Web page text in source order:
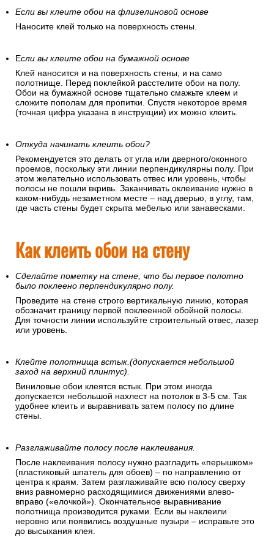
Если вы клеите обои на флизелиновой основе
Наносите клей только на поверхность стены.
Если вы клеите обои на бумажной основе
Клей наносится и на поверхность стены, и на само
полотнище. Перед поклейкой расстелите обои на полу.
Обои на бумажной основе тщательно смажьте клеем и
сложите пополам для пропитки. Спустя некоторое время
(точная цифра указана в инструкции) их можно клеить.
Откуда начинать клеить обои?
Рекомендуется это делать от угла или дверного/оконного
проемов, поскольку эти линии перпендикулярны полу. При
этом желательно использовать отвес или уровень, чтобы
полосы не пошли вкривь. Заканчивать оклеивание нужно в
каком-нибудь незаметном месте – над дверью, в углу, там,
где часть стены будет скрыта мебелью или занавесками.
Как клеить обои на стену
Сделайте пометку на стене, что бы первое полотно
было поклеено перпендикулярно полу.
Проведите на стене строго вертикальную линию, которая
обозначит границу первой поклеенной обойной полосы.
Для точности линии используйте строительный отвес, лазер
или уровень.
Клейте полотнища встык.(допускается небольшой
заход на верхний плинтус).
Виниловые обои клеятся встык. При этом иногда
допускается небольшой нахлест на потолок в 3-5 см. Так
удобнее клеить и выравнивать затем полосу по длине
стены.
Разглаживайте полосу после наклеивания.
После наклеивания полосу нужно разгладить «перышком»
(пластиковый шпатель для обоев) – по направлению от
центра к краям. Затем разглаживайте всю полосу сверху
вниз равномерно расходящимися движениями влево-
вправо («елочкой»). Окончательное выравнивание
полотнища производится руками. Если вы наклеили
неровно или появились воздушные пузыри – исправьте это
до высыхания клея.